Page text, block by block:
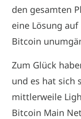
den gesamten
eine Lösung
Bitcoin
Zum Glück
und es hat sich
mittlerweile
Bitcoin Main